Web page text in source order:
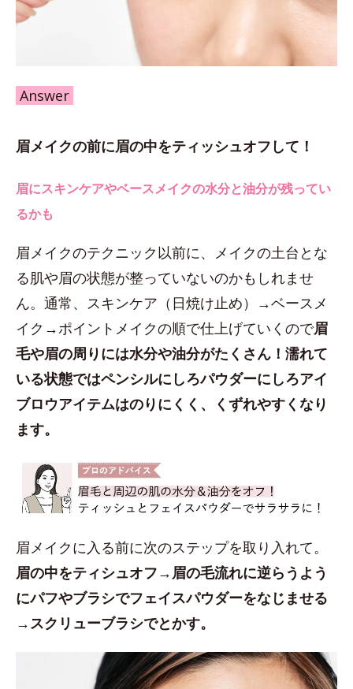
Answer
眉メイクの前に眉の中をティッシュオフして！
眉にスキンケアやベースメイクの水分と油分が残ってい
るかも
眉メイクのテクニック以前に、メイクの土台とな
る肌や眉の状態が整っていないのかもしれませ
ん。通常、スキンケア（日焼け止め）→ベースメ
イク→ポイントメイクの順で仕上げていくので眉
毛や眉の周りには水分や油分がたくさん！濡れて
いる状態ではペンシルにしろパウダーにしろアイ
ブロウアイテムはのりにくく、くずれやすくなり
ます。
眉メイクに入る前に次のステップを取り入れて。
眉の中をティシュオフ→眉の毛流れに逆らうよう
にパフやブラシでフェイスパウダーをなじませる
→スクリューブラシでとかす。